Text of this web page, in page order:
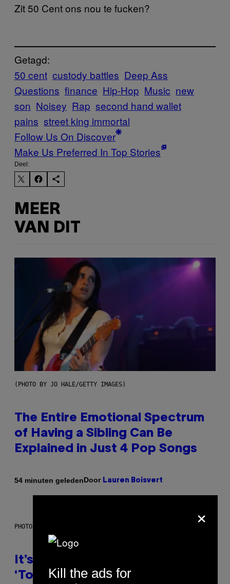
Zit 50 Cent ons nou te fucken?
Getagd:
50 cent custody battles Deep Ass
Questions finance Hip-Hop Music new
son Noisey Rap second hand wallet
pains street king immortal
Follow Us On Discover
Make Us Preferred In Top Stories
Deel:
MEER
VAN DIT
(PHOTO BY JO HALE/GETTY IMAGES)
The Entire Emotional Spectrum
of Having a Sibling Can Be
Explained in Just 4 Pop Songs
54 minuten geledenDoor Lauren Boisvert
PHOTO: E!
It’s Time for WWE to Bring Back
‘Total Divas’
×
Kill the ads for